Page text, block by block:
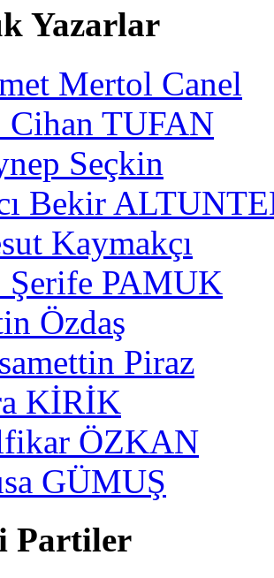
Yazarlar
Mertol Canel
Cihan TUFAN
Seçkin
Bekir
Kaymakçı
Şerife PAMUK
Özdaş
Piraz
KİRİK
ÖZKAN
GÜMUŞ
Partiler